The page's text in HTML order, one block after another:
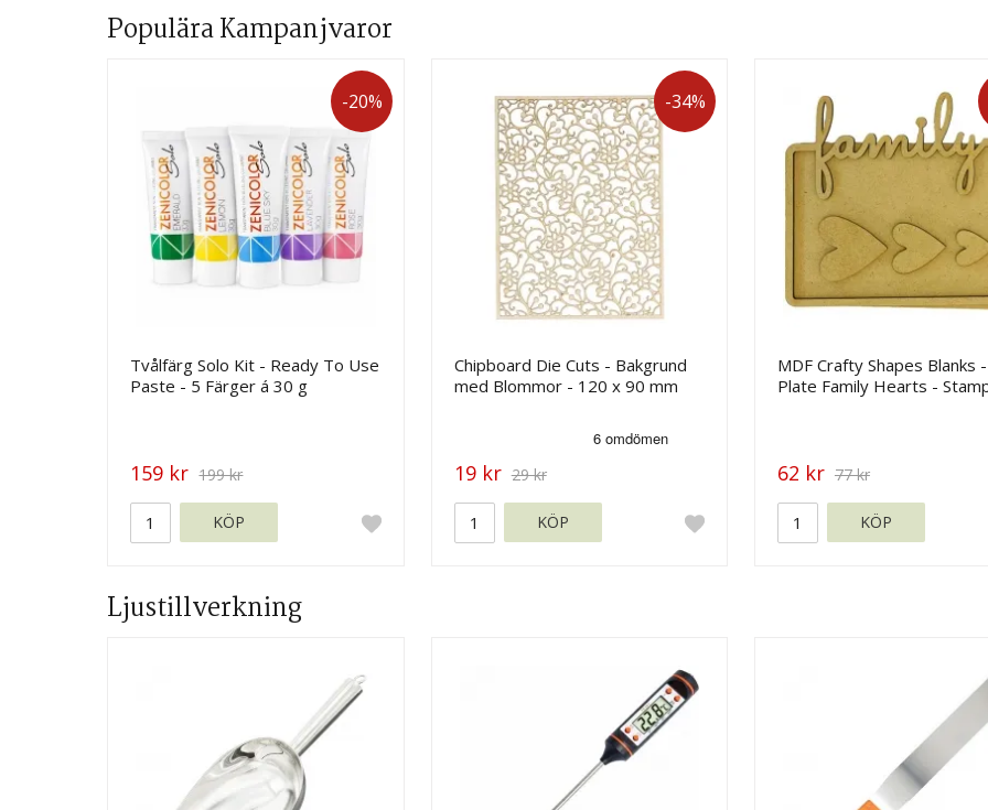
Populära Kampanjvaror
-20%
Tvålfärg Solo Kit - Ready To Use
Paste - 5 Färger á 30 g
159 kr 199 kr
KÖP
-34%
Chipboard Die Cuts - Bakgrund
med Blommor - 120 x 90 mm
19 kr 29 kr
KÖP
MDF Crafty Shapes Blanks -
Plate Family Hearts -
62 kr 77 kr
KÖP
Ljustillverkning